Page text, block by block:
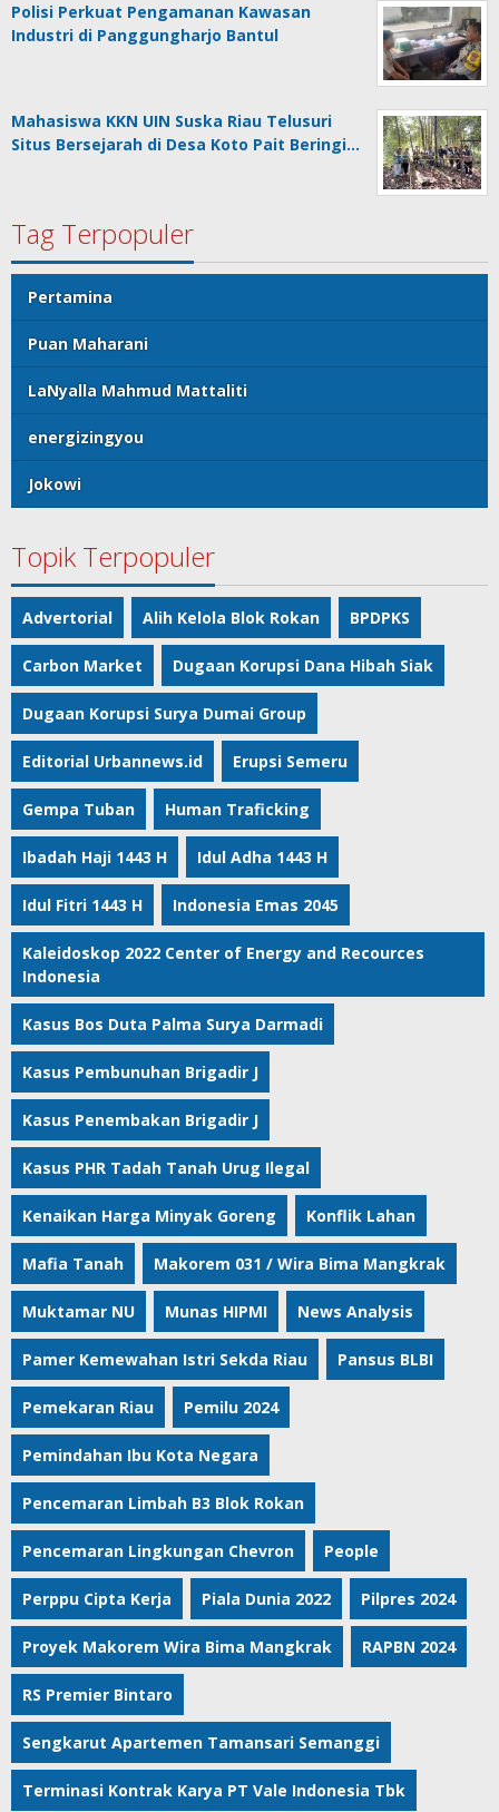
Polisi Perkuat Pengamanan Kawasan
Industri di Panggungharjo Bantul
Mahasiswa KKN UIN Suska Riau Telusuri
Situs Bersejarah di Desa Koto Pait Beringi…
Tag Terpopuler
Pertamina
Puan Maharani
LaNyalla Mahmud Mattaliti
energizingyou
Jokowi
Topik Terpopuler
Advertorial Alih Kelola Blok Rokan BPDPKS
Carbon Market Dugaan Korupsi Dana Hibah Siak
Dugaan Korupsi Surya Dumai Group
Editorial Urbannews.id Erupsi Semeru
Gempa Tuban Human Traficking
Ibadah Haji 1443 H Idul Adha 1443 H
Idul Fitri 1443 H Indonesia Emas 2045
Kaleidoskop 2022 Center of Energy and Recources
Indonesia
Kasus Bos Duta Palma Surya Darmadi
Kasus Pembunuhan Brigadir J
Kasus Penembakan Brigadir J
Kasus PHR Tadah Tanah Urug Ilegal
Kenaikan Harga Minyak Goreng Konflik Lahan
Mafia Tanah Makorem 031 / Wira Bima Mangkrak
Muktamar NU Munas HIPMI News Analysis
Pamer Kemewahan Istri Sekda Riau Pansus BLBI
Pemekaran Riau Pemilu 2024
Pemindahan Ibu Kota Negara
Pencemaran Limbah B3 Blok Rokan
Pencemaran Lingkungan Chevron People
Perppu Cipta Kerja Piala Dunia 2022 Pilpres 2024
Proyek Makorem Wira Bima Mangkrak RAPBN 2024
RS Premier Bintaro
Sengkarut Apartemen Tamansari Semanggi
Terminasi Kontrak Karya PT Vale Indonesia Tbk